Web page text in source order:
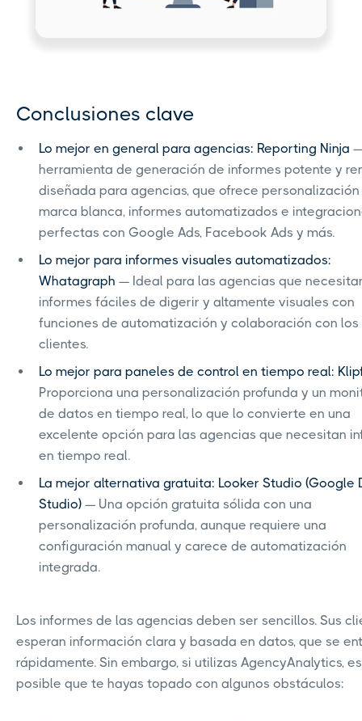
Conclusiones clave
Lo mejor en general para agencias: Reporting Ninja
herramienta de generación de informes potente y
diseñada para agencias, que ofrece
marca blanca, informes automatizados e
perfectas con Google Ads, Facebook Ads y más.
Lo mejor para informes visuales automatizados:
Whatagraph — Ideal para las agencias que
informes fáciles de digerir y altamente visuales con
funciones de automatización y colaboración con los
clientes.
Lo mejor para paneles de control en tiempo real:
Proporciona una personalización profunda y un
de datos en tiempo real, lo que lo convierte en una
excelente opción para las agencias que necesitan
en tiempo real.
La mejor alternativa gratuita: Looker Studio (Google
Studio) — Una opción gratuita sólida con una
personalización profunda, aunque requiere una
configuración manual y carece de automatización
integrada.
Los informes de las agencias deben ser sencillos. Sus
esperan información clara y basada en datos, que se
rápidamente. Sin embargo, si utilizas AgencyAnalytics, es
posible que te hayas topado con algunos obstáculos: